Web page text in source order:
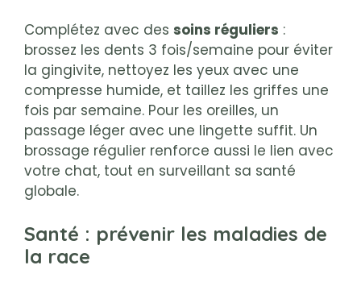
Complétez avec des soins réguliers :
brossez les dents 3 fois/semaine pour éviter
la gingivite, nettoyez les yeux avec une
compresse humide, et taillez les griffes une
fois par semaine. Pour les oreilles, un
passage léger avec une lingette suffit. Un
brossage régulier renforce aussi le lien avec
votre chat, tout en surveillant sa santé
globale.
Santé : prévenir les maladies de
la race